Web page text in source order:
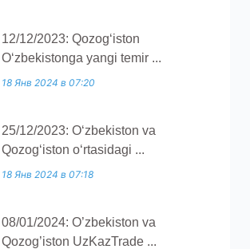
12/12/2023: Qozogʻiston
Oʻzbekistonga yangi temir ...
18 Янв 2024 в 07:20
25/12/2023: O‘zbekiston va
Qozog‘iston o‘rtasidagi ...
18 Янв 2024 в 07:18
08/01/2024: O’zbekiston va
Qozog’iston UzKazTrade ...